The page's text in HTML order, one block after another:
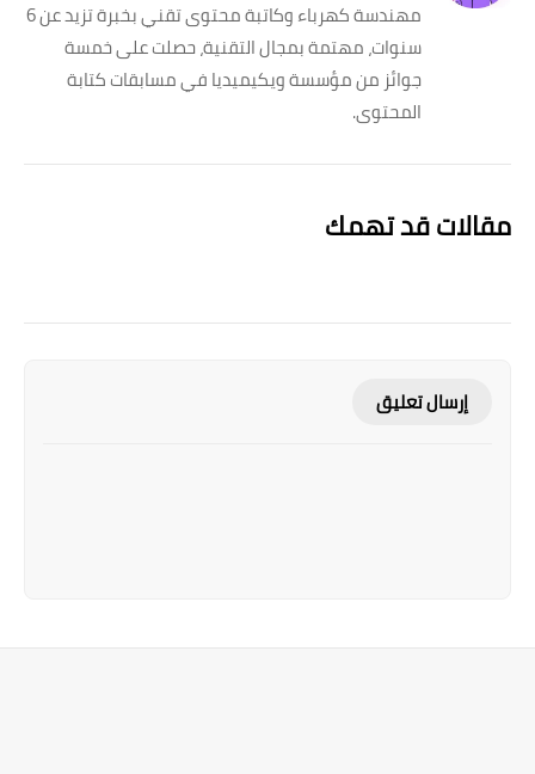
مهندسة كهرباء وكاتبة محتوى تقني بخبرة تزيد عن 6
سنوات، مهتمة بمجال التقنية، حصلت على خمسة
جوائز من مؤسسة ويكيميديا في مسابقات كتابة
المحتوى.
مقالات قد تهمك
إرسال تعليق